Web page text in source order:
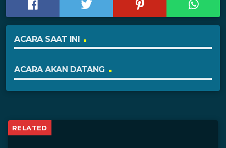
ACARA SAAT INI
ACARA AKAN DATANG
RELATED